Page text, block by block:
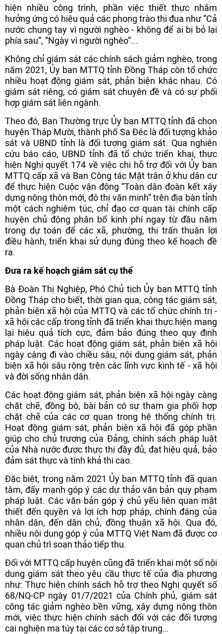
hiện nhiều công trình, phần việc thiết thực nhằm
hưởng ứng có hiệu quả các phong trào thi đua như “Cả
nước chung tay vì người nghèo - không để ai bị bỏ lại
phía sau”, “Ngày vì người nghèo”...
Không chỉ giám sát các chính sách giảm nghèo, trong
năm 2021, Ủy ban MTTQ tỉnh Đồng Tháp còn tổ chức
nhiều hoạt động giám sát, phản biện khác nhau. Có
giám sát riêng, có giám sát chuyên đề và có sự phối
hợp giám sát liên ngành.
Theo đó, Ban Thường trực Ủy ban MTTQ tỉnh đã chọn
huyện Tháp Mười, thành phố Sa Đéc là đối tượng khảo
sát và UBND tỉnh là đối tượng giám sát. Qua nghiên
cứu báo cáo, UBND tỉnh đã tổ chức triển khai, thực
hiện Nghị quyết 174 về việc chi hỗ trợ đối với Ủy ban
MTTQ cấp xã và Ban Công tác Mặt trận ở khu dân cư
để thực hiện Cuộc vận động “Toàn dân đoàn kết xây
dựng nông thôn mới, đô thị văn minh” trên địa bàn tỉnh
một cách nghiêm túc, chỉ đạo cơ quan tài chính cấp
huyện chủ động phân bổ kinh phí ngay từ đầu năm
trong dự toán để các xã, phường, thị trấn thuận lợi
điều hành, triển khai sử dụng đúng theo kế hoạch đề
ra.
Đưa ra kế hoạch giám sát cụ thể
Bà Đoàn Thị Nghiệp, Phó Chủ tịch Ủy ban MTTQ tỉnh
Đồng Tháp cho biết, thời gian qua, công tác giám sát,
phản biện xã hội của MTTQ và các tổ chức chính trị -
xã hội các cấp trong tỉnh đã triển khai thực hiện mang
lại hiệu quả tích cực, đảm bảo đúng theo quy định
pháp luật. Các hoạt động giám sát, phản biện xã hội
ngày càng đi vào chiều sâu, nội dung giám sát, phản
biện xã hội sâu rộng trên các lĩnh vực kinh tế - xã hội
và đời sống nhân dân.
Các hoạt động giám sát, phản biện xã hội ngày càng
chặt chẽ, đồng bộ, bài bản có sự tham gia phối hợp
chặt chẽ của các cơ quan trong hệ thống chính trị.
Hoạt động giám sát, phản biện xã hội đã góp phần
giúp cho chủ trương của Đảng, chính sách pháp luật
của Nhà nước được thực thi đầy đủ, đạt hiệu quả, bảo
đảm sát thực và tính khả thi cao.
Đặc biệt, trong năm 2021 Ủy ban MTTQ tỉnh đã quan
tâm, đẩy mạnh góp ý các dự thảo văn bản quy phạm
pháp luật. Các văn bản góp ý chủ yếu liên quan mật
thiết đến quyền và lợi ích hợp pháp, chính đáng của
nhân dân, đến dân chủ, đồng thuận xã hội. Qua đó,
nhiều nội dung góp ý của MTTQ Việt Nam đã được cơ
quan chủ trì soạn thảo tiếp thu.
Đối với MTTQ cấp huyện cũng đã triển khai một số nội
dung giám sát theo yêu cầu thực tế của địa phương
như: Thực hiện chính sách hỗ trợ theo Nghị quyết số
68/NQ-CP ngày 01/7/2021 của Chính phủ, giám sát
công tác giảm nghèo bền vững, xây dựng nông thôn
mới, việc thực hiện chính sách đối với các đối tượng
cai nghiện ma túy tại các cơ sở tập trung…